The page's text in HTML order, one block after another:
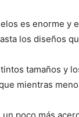
es enorme y
los diseños
tamaños y
mientras